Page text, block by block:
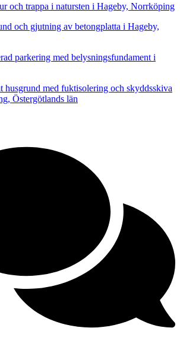
och trappa i natursten i Hageby, Norrköping
och gjutning av betongplatta i Hageby,
parkering med belysningsfundament i
husgrund med fuktisolering och skyddsskiva
Östergötlands län